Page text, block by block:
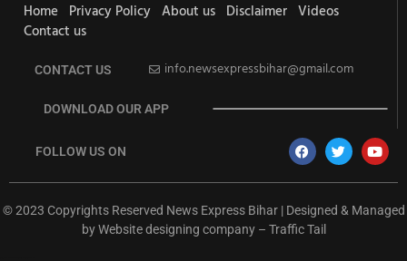
Home Privacy Policy About us Disclaimer Videos
Contact us
CONTACT US info.newsexpressbihar@gmail.com
DOWNLOAD OUR APP
FOLLOW US ON
© 2023 Copyrights Reserved News Express Bihar | Designed & Managed
byWebsite designing company– Traffic Tail